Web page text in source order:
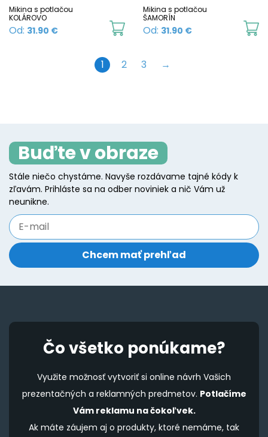
chosen
on
product
Mikina s potlačou
KOLÁROVO
Od: 31.90 €
This
has
may
be
chosen
on
the
page
Mikina s potlačou
ŠAMORÍN
Od: 31.90 €
1 2 3 →
Buďte v obraze
Stále niečo chystáme. Navyše rozdávame tajné kódy k
zľavám. Prihláste sa na odber noviniek a nič Vám už
neunikne.
Čo všetko ponúkame?
Využite možnosť vytvoriť si online návrh Vašich
prezentačných a reklamných predmetov. Potlačíme
Vám reklamu na čokoľvek.
Ak máte záujem aj o produkty, ktoré nemáme, tak